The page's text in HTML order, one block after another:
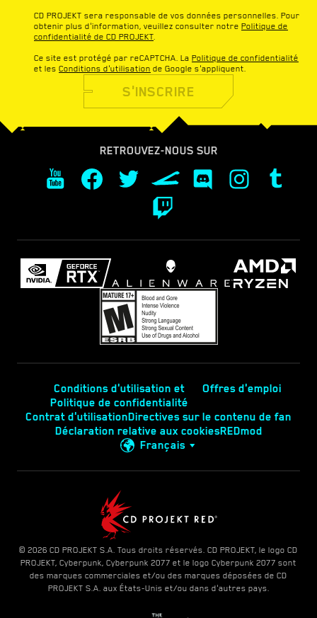
CD PROJEKT sera responsable de vos données personnelles. Pour
obtenir plus d'information, veuillez consulter notre Politique de
confidentialité de CD PROJEKT.
Ce site est protégé par reCAPTCHA. La Politique de confidentialité
et les Conditions d'utilisation de Google s'appliquent.
S'INSCRIRE
RETROUVEZ-NOUS SUR
Conditions d'utilisation et
Politique de confidentialité
Offres d'emploi
Contrat d'utilisationDirectives sur le contenu de fan
Déclaration relative aux cookiesREDmod
Français
© 2026 CD PROJEKT S.A. Tous droits réservés. CD PROJEKT, le logo CD
PROJEKT, Cyberpunk, Cyberpunk 2077 et le logo Cyberpunk 2077 sont
des marques commerciales et/ou des marques déposées de CD
PROJEKT S.A. aux États-Unis et/ou dans d'autres pays.